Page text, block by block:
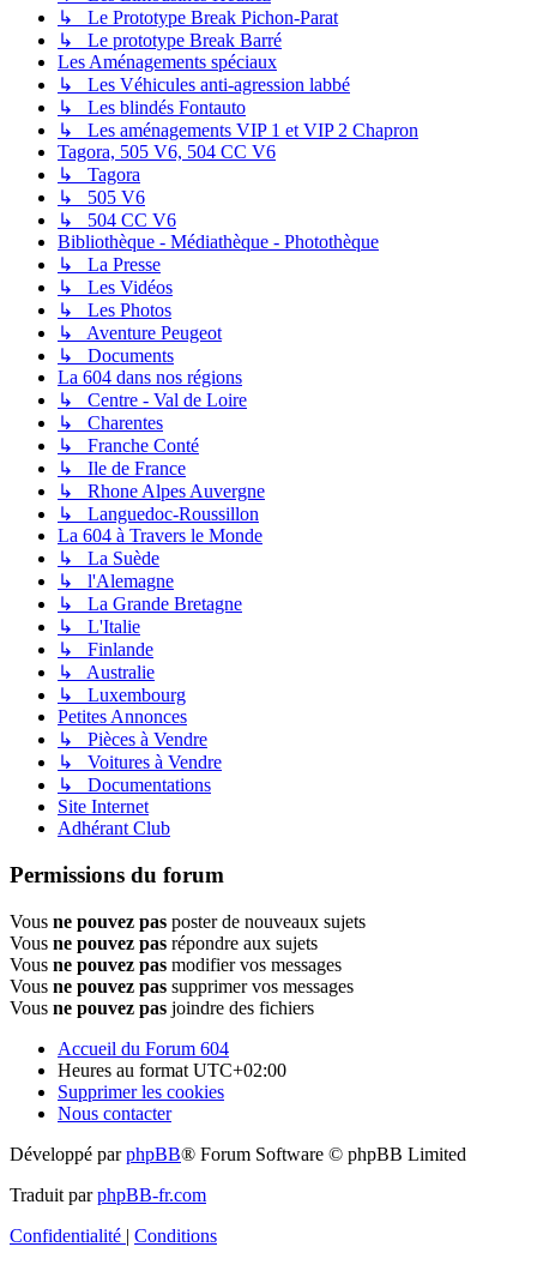
↳ Le Prototype Break Pichon-Parat
↳ Le prototype Break Barré
Les Aménagements spéciaux
↳ Les Véhicules anti-agression labbé
↳ Les blindés Fontauto
↳ Les aménagements VIP 1 et VIP 2 Chapron
Tagora, 505 V6, 504 CC V6
↳ Tagora
↳ 505 V6
↳ 504 CC V6
Bibliothèque - Médiathèque - Photothèque
↳ La Presse
↳ Les Vidéos
↳ Les Photos
↳ Aventure Peugeot
↳ Documents
La 604 dans nos régions
↳ Centre - Val de Loire
↳ Charentes
↳ Franche Conté
↳ Ile de France
↳ Rhone Alpes Auvergne
↳ Languedoc-Roussillon
La 604 à Travers le Monde
↳ La Suède
↳ l'Alemagne
↳ La Grande Bretagne
↳ L'Italie
↳ Finlande
↳ Australie
↳ Luxembourg
Petites Annonces
↳ Pièces à Vendre
↳ Voitures à Vendre
↳ Documentations
Site Internet
Adhérant Club
Permissions du forum
Vous ne pouvez pas poster de nouveaux sujets
Vous ne pouvez pas répondre aux sujets
Vous ne pouvez pas modifier vos messages
Vous ne pouvez pas supprimer vos messages
Vous ne pouvez pas joindre des fichiers
Accueil du Forum 604
Heures au format UTC+02:00
Supprimer les cookies
Nous contacter
Développé parphpBB® Forum Software © phpBB Limited
Traduit parphpBB-fr.com
Confidentialité | Conditions